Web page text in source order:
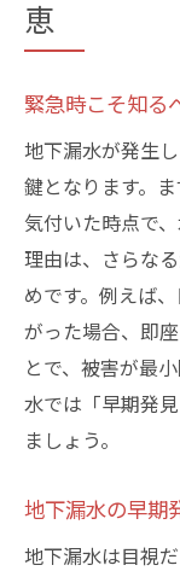
恵
緊急時こそ知る
地下漏水が発生
鍵となります。
気付いた時点で
理由は、さらな
めです。例えば
がった場合、即
とで、被害が最
水では「早期発
ましょう。
地下漏水の早期
地下漏水は目視